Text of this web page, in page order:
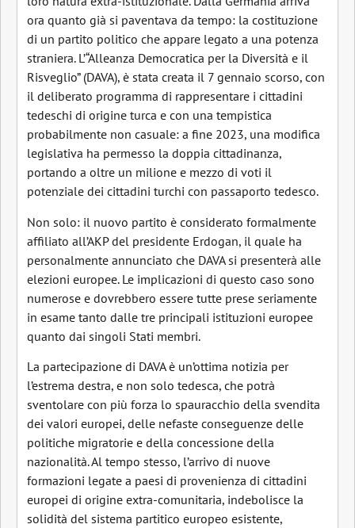
ora quanto già si paventava da tempo: la costituzione
di un partito politico che appare legato a una potenza
straniera. L’“Alleanza Democratica per la Diversità e il
Risveglio” (DAVA), è stata creata il 7 gennaio scorso, con
il deliberato programma di rappresentare i cittadini
tedeschi di origine turca e con una tempistica
probabilmente non casuale: a fine 2023, una modifica
legislativa ha permesso la doppia cittadinanza,
portando a oltre un milione e mezzo di voti il
potenziale dei cittadini turchi con passaporto tedesco.
Non solo: il nuovo partito è considerato formalmente
affiliato all’AKP del presidente Erdogan, il quale ha
personalmente annunciato che DAVA si presenterà alle
elezioni europee. Le implicazioni di questo caso sono
numerose e dovrebbero essere tutte prese seriamente
in esame tanto dalle tre principali istituzioni europee
quanto dai singoli Stati membri.
La partecipazione di DAVA è un’ottima notizia per
l’estrema destra, e non solo tedesca, che potrà
sventolare con più forza lo spauracchio della svendita
dei valori europei, delle nefaste conseguenze delle
politiche migratorie e della concessione della
nazionalità. Al tempo stesso, l’arrivo di nuove
formazioni legate a paesi di provenienza di cittadini
europei di origine extra-comunitaria, indebolisce la
solidità del sistema partitico europeo esistente,